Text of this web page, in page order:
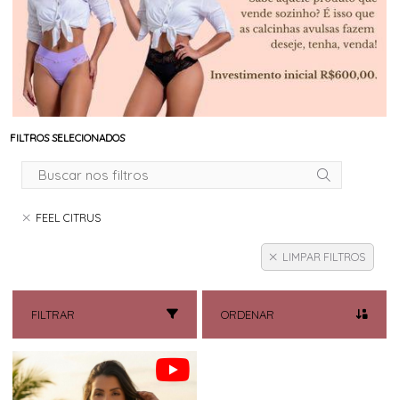
FILTROS SELECIONADOS
FEEL CITRUS
LIMPAR FILTROS
FILTRAR ORDENAR